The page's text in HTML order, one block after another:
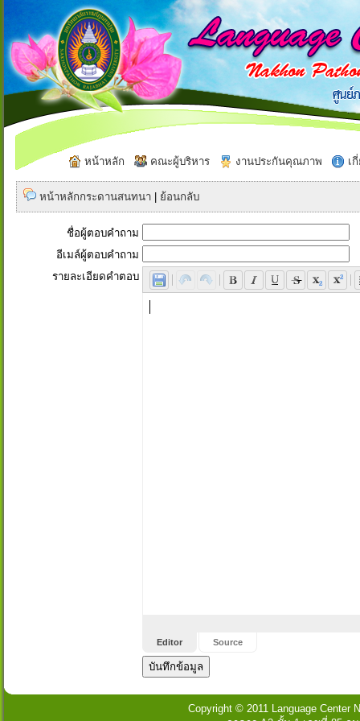
หน้าหลัก คณะผู้บริหาร งานประกันคุณภาพ เ
หน้าหลักกระดานสนทนา ย้อนกลับ
ชื่อผู้ตอบคำถาม
อีเมล์ผู้ตอบคำถาม
รายละเอียดคำตอบ
Editor Source
Copyright © 2011 Language Center